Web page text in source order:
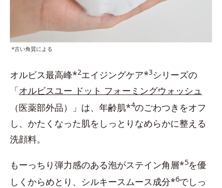
*古い角質による
オルビス最高峰*2エイジングケア*3シリーズの
「オルビスユー ドット フォーミングウォッシュ
（医薬部外品）」は、年齢肌*4のごわつきをオフ
し、かたくなった肌をしっとりなめらかに整える
洗顔料。
もーっちり弾力感のある泡がステイン角層*5を優
しくからめとり、シルキースムース成分*6でしっ